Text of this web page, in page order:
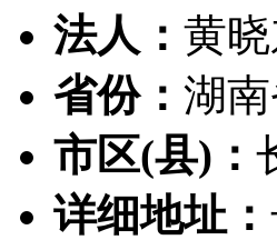
法人： 黄
省份： 湖
市区(县)：
详细地址：